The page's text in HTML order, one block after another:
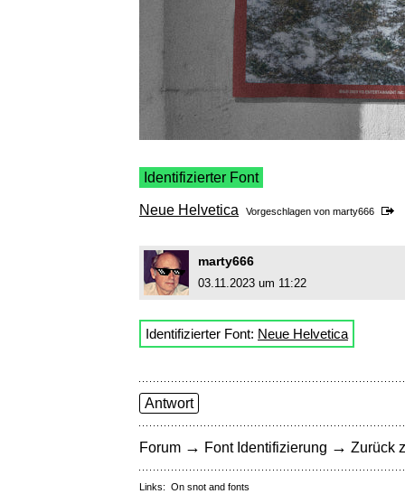
Identifizierter Font
Neue Helvetica Vorgeschlagen von marty666
marty666
03.11.2023 um 11:22
Identifizierter Font: Neue Helvetica
Antwort
Forum → Font Identifizierung → Zurück
Links: On snot and fonts